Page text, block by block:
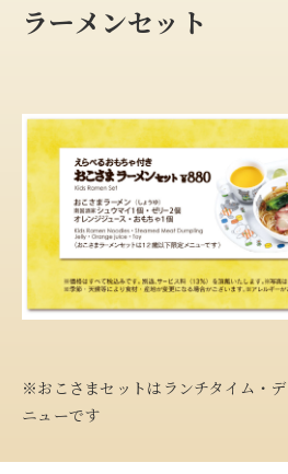
ラーメンセット
※おこさまセットはランチタイム・
ニューです